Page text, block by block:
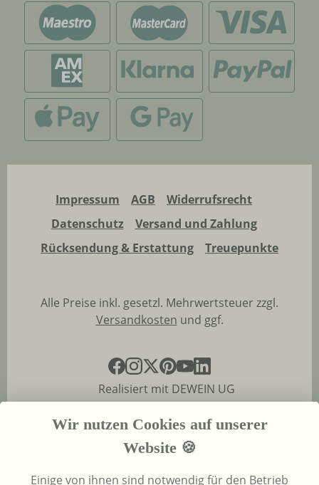
Impressum AGB
Widerrufsrecht
Datenschutz
Versand und Zahlung
Rücksendung & Erstattung
Treuepunkte
Alle Preise inkl. gesetzl. Mehrwertsteuer zzgl.
Versandkosten und ggf.
Realisiert mit DEWEIN UG
Wir nutzen Cookies auf unserer
Website 🍪
Einige von ihnen sind notwendig für den Betrieb